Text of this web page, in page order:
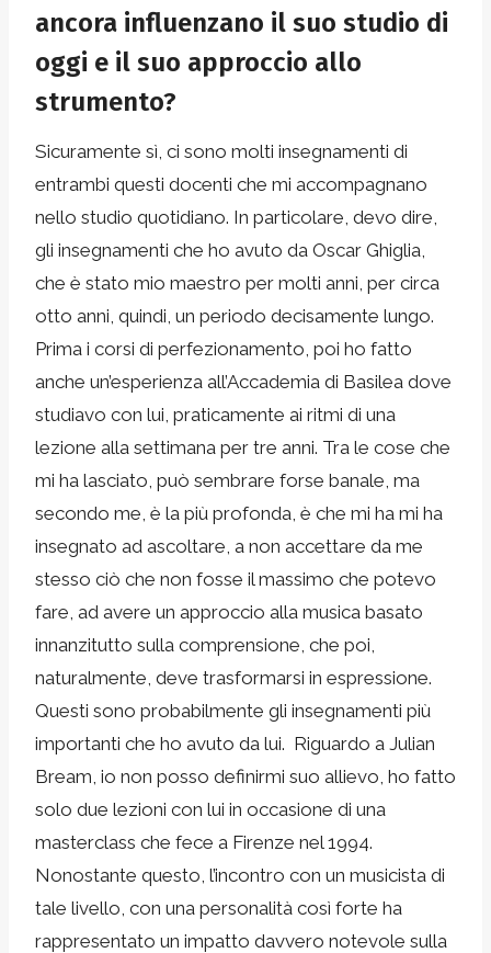
ancora influenzano il suo studio di
oggi e il suo approccio allo
strumento?
Sicuramente sì, ci sono molti insegnamenti di
entrambi questi docenti che mi accompagnano
nello studio quotidiano. In particolare, devo dire,
gli insegnamenti che ho avuto da Oscar Ghiglia,
che è stato mio maestro per molti anni, per circa
otto anni, quindi, un periodo decisamente lungo.
Prima i corsi di perfezionamento, poi ho fatto
anche un’esperienza all’Accademia di Basilea dove
studiavo con lui, praticamente ai ritmi di una
lezione alla settimana per tre anni. Tra le cose che
mi ha lasciato, può sembrare forse banale, ma
secondo me, è la più profonda, è che mi ha mi ha
insegnato ad ascoltare, a non accettare da me
stesso ciò che non fosse il massimo che potevo
fare, ad avere un approccio alla musica basato
innanzitutto sulla comprensione, che poi,
naturalmente, deve trasformarsi in espressione.
Questi sono probabilmente gli insegnamenti più
importanti che ho avuto da lui. Riguardo a Julian
Bream, io non posso definirmi suo allievo, ho fatto
solo due lezioni con lui in occasione di una
masterclass che fece a Firenze nel 1994.
Nonostante questo, l’incontro con un musicista di
tale livello, con una personalità così forte ha
rappresentato un impatto davvero notevole sulla